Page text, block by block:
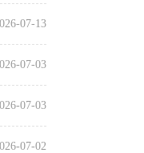
07-13
07-03
07-03
07-02